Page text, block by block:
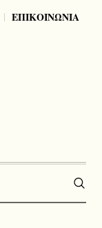
ΕΠΙΚΟΙΝΩΝΙΑ